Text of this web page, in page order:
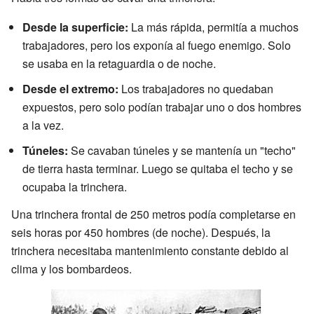
Desde la superficie: La más rápida, permitía a muchos
trabajadores, pero los exponía al fuego enemigo. Solo
se usaba en la retaguardia o de noche.
Desde el extremo: Los trabajadores no quedaban
expuestos, pero solo podían trabajar uno o dos hombres
a la vez.
Túneles: Se cavaban túneles y se mantenía un "techo"
de tierra hasta terminar. Luego se quitaba el techo y se
ocupaba la trinchera.
Una trinchera frontal de 250 metros podía completarse en
seis horas por 450 hombres (de noche). Después, la
trinchera necesitaba mantenimiento constante debido al
clima y los bombardeos.